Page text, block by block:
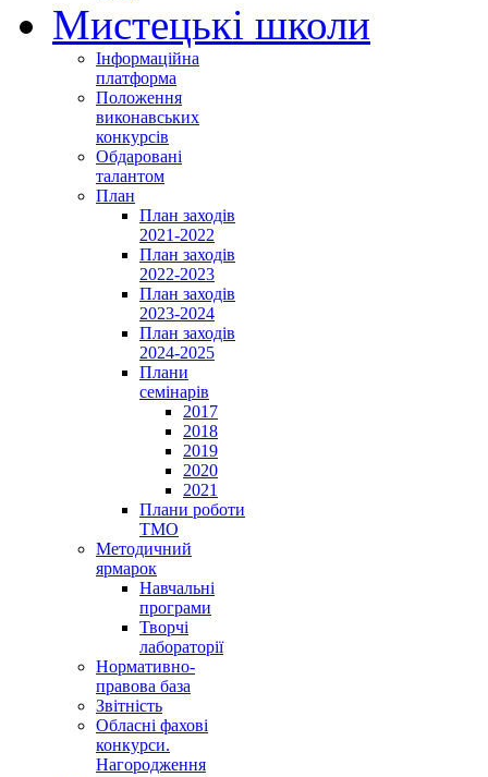
Мистецькі школи
Інформаційна
платформа
Положення
виконавських
конкурсів
Обдаровані
талантом
План
План заходів
2021-2022
План заходів
2022-2023
План заходів
2023-2024
План заходів
2024-2025
Плани
семінарів
2017
2018
2019
2020
2021
Плани роботи
ТМО
Методичний
ярмарок
Навчальні
програми
Творчі
лабораторії
Нормативно-
правова база
Звітність
Обласні фахові
конкурси.
Нагородження